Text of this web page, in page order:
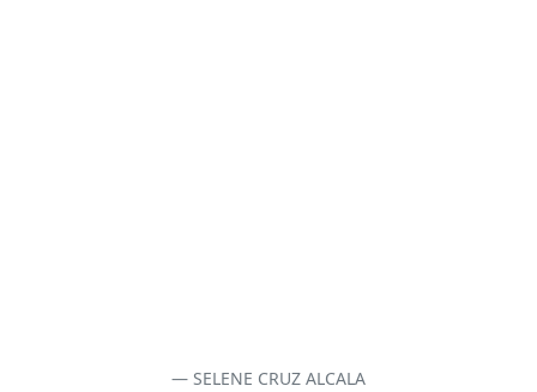
SELENE CRUZ ALCALA